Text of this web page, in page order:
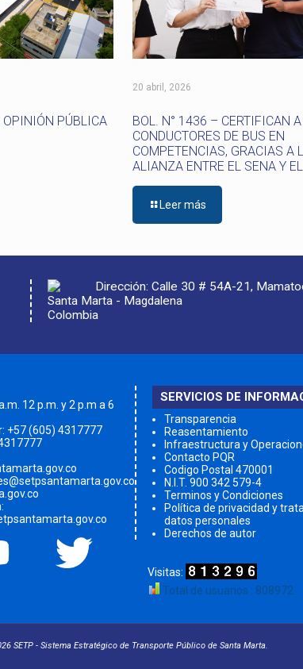
PÚBLICA
20 abril, 2026
BOL. N° 1436 – CERTIFICAN
CONDUCTORES DE BUS EN
COMPETENCIAS, GRACIAS A
ALIANZA ENTRE EL SENA Y
Leer más
Dirección: Calle 30 # 54A-21,
Santa Marta - Magdalena
Colombia
12 p.m. y 2 p.m a 6
+57 (605) 4317777
SERVICIOS DE
Transparencia
Reasentamiento
Infraestructura y
Contacto PQR
Codigo Postal 470001
N.I.T. 900 342 579-4
Terminos y Condiciones
Política de privacidad y
datos personales
Derechos de autor
Total de usuarios : 808972
SETP - Sistema Estratégico de Transporte Público de Santa Marta.